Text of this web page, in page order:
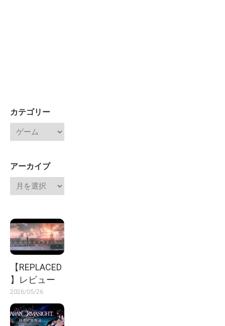
カテゴリー
アーカイブ
【REPLACED
】レビュー
2026/05/26